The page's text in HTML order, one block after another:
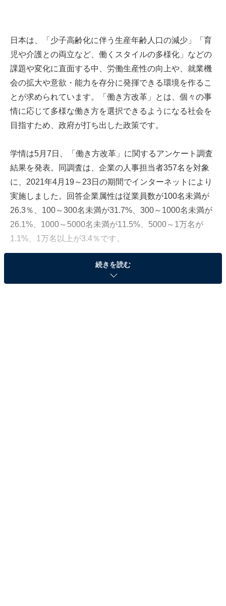
日本は、「少子高齢化に伴う生産年齢人口の減少」「育
児や介護との両立など、働くスタイルの多様化」などの
課題や変化に直面する中、労働生産性の向上や、就業機
会の拡大や意欲・能力を存分に発揮できる環境を作るこ
とが求められています。「働き方改革」とは、個々の事
情に応じて多様な働き方を選択できるようになる社会を
目指すため、政府が打ち出した政策です。
学情は5月7日、「働き方改革」に関するアンケート調査
結果を発表。同調査は、企業の人事担当者357名を対象
に、2021年4月19～23日の期間でインターネットにより
実施しました。回答企業属性は従業員数が100名未満が
26.3％、100～300名未満が31.7%、300～1000名未満が
26.1%、1000～5000名未満が11.5%、5000～1万名が
1.1%、1万名以上が3.4％です。
「働き方改革」に「全社的に取り組んでいる」企
続きを読む